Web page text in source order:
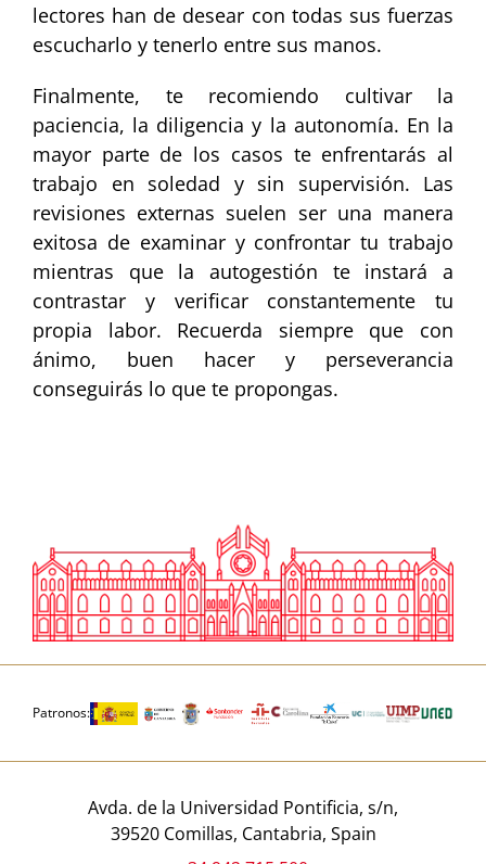
lectores han de desear con todas sus fuerzas
escucharlo y tenerlo entre sus manos.
Finalmente, te recomiendo cultivar la
paciencia, la diligencia y la autonomía. En la
mayor parte de los casos te enfrentarás al
trabajo en soledad y sin supervisión. Las
revisiones externas suelen ser una manera
exitosa de examinar y confrontar tu trabajo
mientras que la autogestión te instará a
contrastar y verificar constantemente tu
propia labor. Recuerda siempre que con
ánimo, buen hacer y perseverancia
conseguirás lo que te propongas.
Patronos:
Avda. de la Universidad Pontificia, s/n,
39520 Comillas, Cantabria, Spain